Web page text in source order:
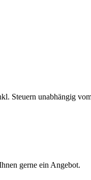
Steuern unabhängig
gerne ein Angebot.